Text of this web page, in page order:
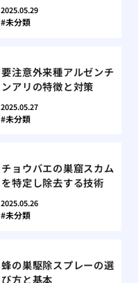
2025.05.29
未分類
要注意外来種アルゼンチ
ンアリの特徴と対策
2025.05.27
未分類
チョウバエの巣窟スカム
を特定し除去する技術
2025.05.26
未分類
蜂の巣駆除スプレーの選
び方と基本